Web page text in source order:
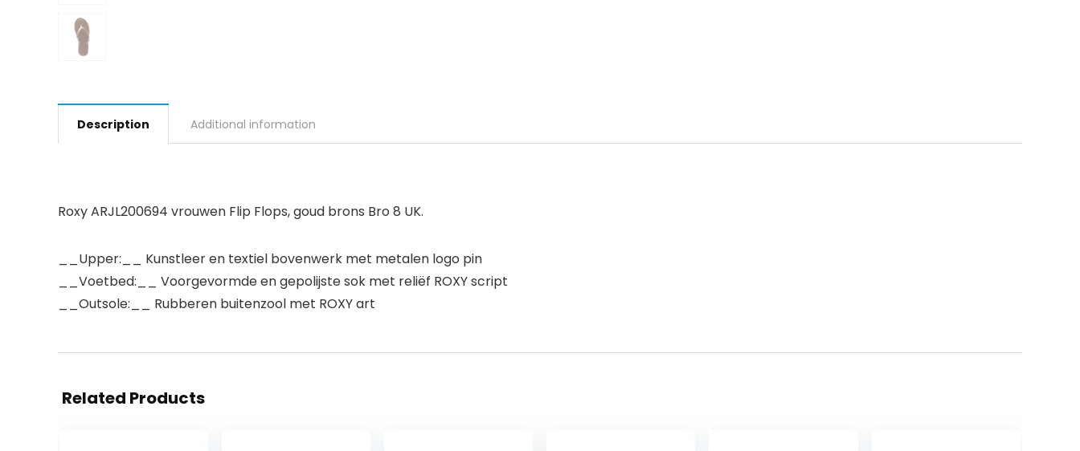
Description Additional information
Roxy ARJL200694 vrouwen Flip Flops, goud brons Bro 8 UK.
__Upper:__ Kunstleer en textiel bovenwerk met metalen logo pin
__Voetbed:__ Voorgevormde en gepolijste sok met reliëf ROXY script
__Outsole:__ Rubberen buitenzool met ROXY art
Related Products